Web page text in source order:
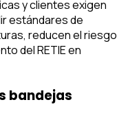
y clientes exigen
estándares de
reducen el riesgo
del RETIE en
bandejas